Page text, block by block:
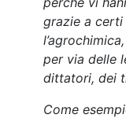
grazie a
per via delle
dittatori, dei
Come